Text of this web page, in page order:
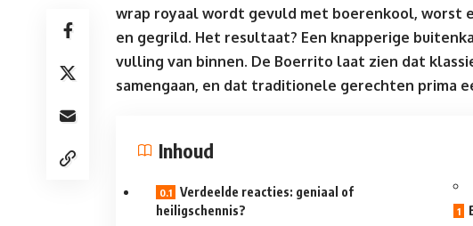
wrap royaal wordt gevuld met boerenkool, worst
en gegrild. Het resultaat? Een knapperige
vulling van binnen. De Boerrito laat zien dat
samengaan, en dat traditionele gerechten prima
Inhoud
Verdeelde reacties: geniaal of
heiligschennis?